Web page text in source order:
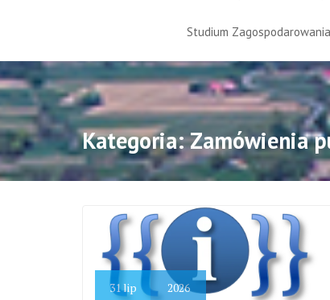
Studium
Kategoria:Zamówienia
31lip 2026